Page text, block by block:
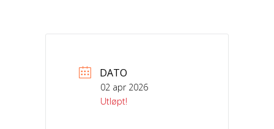
DATO
02 apr 2026
Utløpt!